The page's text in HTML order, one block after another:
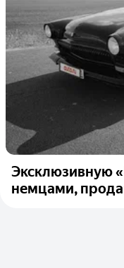
Эксклюзивную
немцами,